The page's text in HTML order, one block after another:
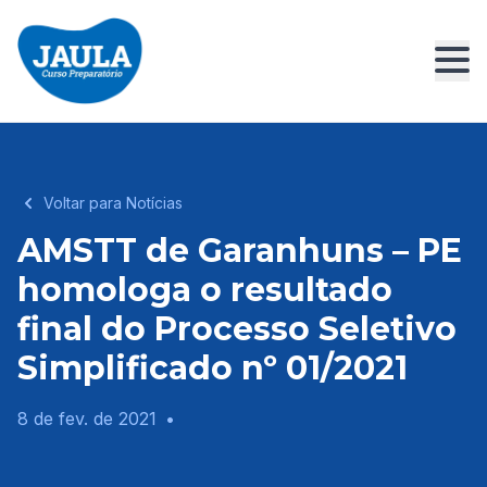
Voltar para Notícias
AMSTT de Garanhuns – PE
homologa o resultado
final do Processo Seletivo
Simplificado nº 01/2021
8 de fev. de 2021 •